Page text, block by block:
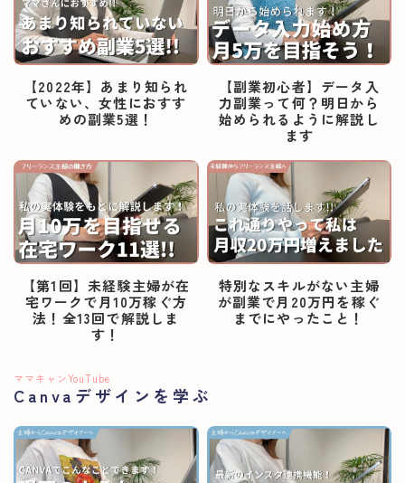
【2022年】あまり知られ
ていない、女性におすす
めの副業5選！
【副業初心者】データ入
力副業って何？明日から
始められるように解説し
ます
【第1回】未経験主婦が在
宅ワークで月10万稼ぐ方
法！全13回で解説しま
す！
特別なスキルがない主婦
が副業で月20万円を稼ぐ
までにやったこと！
ママキャンYouTube
Canvaデザインを学ぶ